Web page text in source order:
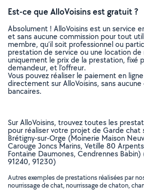
Est-ce que AlloVoisins est gratuit ?
Absolument ! AlloVoisins est un service
et sans aucune commission pour tout
membre, qu’il soit professionnel ou
prestation de service ou une location de
uniquement le prix de la prestation, fixé
demandeur, et l’offreur.
Vous pouvez réaliser le paiement en
directement sur AlloVoisins, sans
bancaires.
Sur AlloVoisins, trouvez toutes les
pour réaliser votre projet de Garde chat
Brétigny-sur-Orge (Moinerie Maison
Carouge Joncs Marins, Vetille 80
Fontaine Daumones, Cendrennes Babin)
91240, 91230)
Autres exemples de prestations réalisées par
nourrissage de chat, nourrissage de chaton,